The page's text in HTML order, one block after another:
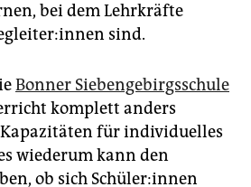
bei dem Lehrkräfte
sind.
Bonner Siebengebirgsschule
komplett anders
Kapazitäten für individuelles
wiederum kann den
ob sich Schü­le­r:in­nen